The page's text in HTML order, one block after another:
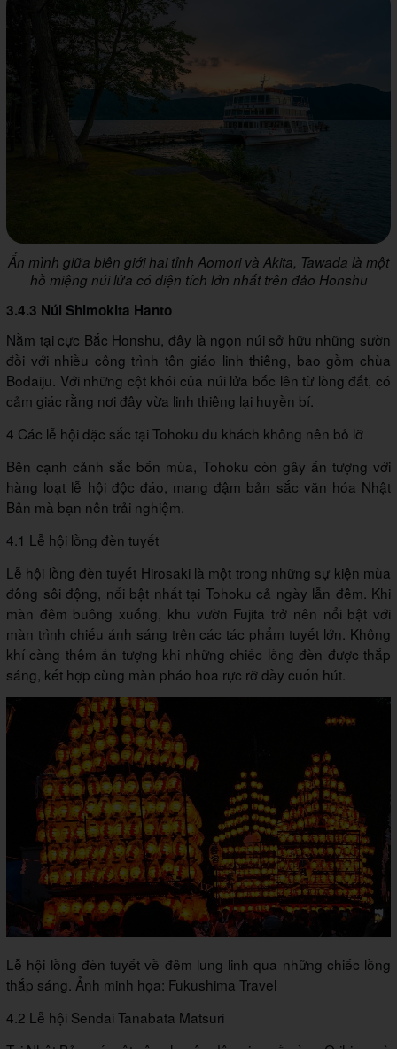
Ẩn mình giữa biên giới hai tỉnh Aomori và Akita, Tawada là một
hồ miệng núi lửa có diện tích lớn nhất trên đảo Honshu
3.4.3 Núi Shimokita Hanto
Nằm tại cực Bắc Honshu, đây là ngọn núi sở hữu những sườn
đồi với nhiều công trình tôn giáo linh thiêng, bao gồm chùa
Bodaiju. Với những cột khói của núi lửa bốc lên từ lòng đất, có
cảm giác rằng nơi đây vừa linh thiêng lại huyền bí.
4 Các lễ hội đặc sắc tại Tohoku du khách không nên bỏ lỡ
Bên cạnh cảnh sắc bốn mùa, Tohoku còn gây ấn tượng với
hàng loạt lễ hội độc đáo, mang đậm bản sắc văn hóa Nhật
Bản mà bạn nên trải nghiệm.
4.1 Lễ hội lồng đèn tuyết
Lễ hội lồng đèn tuyết Hirosaki là một trong những sự kiện mùa
đông sôi động, nổi bật nhất tại Tohoku cả ngày lẫn đêm. Khi
màn đêm buông xuống, khu vườn Fujita trở nên nổi bật với
màn trình chiếu ánh sáng trên các tác phẩm tuyết lớn. Không
khí càng thêm ấn tượng khi những chiếc lồng đèn được thắp
sáng, kết hợp cùng màn pháo hoa rực rỡ đầy cuốn hút.
Lễ hội lồng đèn tuyết về đêm lung linh qua những chiếc lồng
thắp sáng. Ảnh minh họa: Fukushima Travel
4.2 Lễ hội Sendai Tanabata Matsuri